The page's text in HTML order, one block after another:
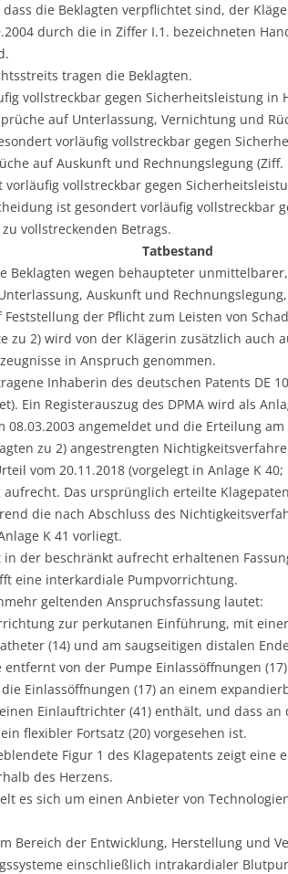
die Beklagten verpflichtet sind, der
durch die in Ziffer I.1. bezeichneten
tragen die Beklagten.
vollstreckbar gegen Sicherheitsleistung in
auf Unterlassung, Vernichtung und
vorläufig vollstreckbar gegen
auf Auskunft und Rechnungslegung
vollstreckbar gegen
ist gesondert vorläufig vollstreckbar
vollstreckenden Betrags.
Tatbestand
Beklagten wegen behaupteter
Auskunft und
Feststellung der Pflicht zum Leisten von
zu 2) wird von der Klägerin zusätzlich auch
in Anspruch genommen.
Inhaberin des deutschen Patents DE
Ein Registerauszug des DPMA wird als
08.03.2003 angemeldet und die Erteilung
zu 2) angestrengten
vom 20.11.2018 (vorgelegt in Anlage K
aufrecht. Das ursprünglich erteilte
die nach Abschluss des
K 41 vorliegt.
in der beschränkt aufrecht erhaltenen
eine interkardiale Pumpvorrichtung.
geltenden Anspruchsfassung lautet:
zur perkutanen Einführung, mit
(14) und am saugseitigen distalen
von der Pumpe Einlassöffnungen
Einlassöffnungen (17) an einem
Einlauftrichter (41) enthält, und dass an
flexibler Fortsatz (20) vorgesehen ist.
Figur 1 des Klagepatents zeigt eine
des Herzens.
es sich um einen Anbieter von
Bereich der Entwicklung, Herstellung und
einschließlich intrakardialer